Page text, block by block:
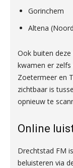
Gorinchem
Altena
Ook buiten
kwamen er
Zoetermeer en
zichtbaar is
opnieuw te
Online
Drechtstad FM
beluisteren via